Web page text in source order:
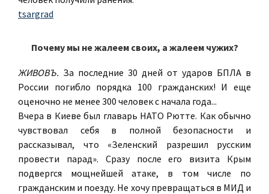
tsargrad
Почему мы не жалеем своих, а жалеем чужих?
ЖИВОВЪ. За последние 30 дней от ударов БПЛА в
России погибло порядка 100 гражданских! И еще
оценочно не менее 300 человек с начала года...
Вчера в Киеве был главарь НАТО Рютте. Как обычно
чувствовал себя в полной безопасности и
рассказывал, что «Зеленский разрешил русским
провести парад». Сразу после его визита Крым
подвергся мощнейшей атаке, в том числе по
гражданским и поезду. Не хочу превращаться в МИД и